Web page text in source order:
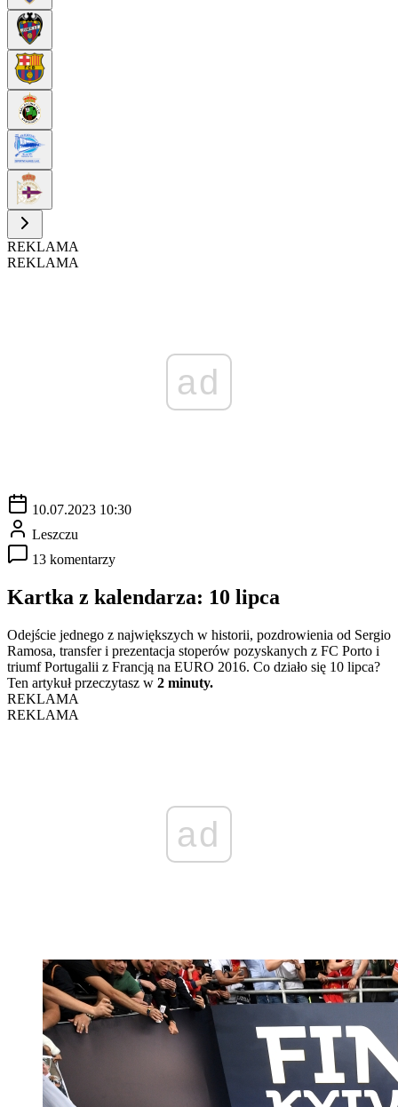
REKLAMA
REKLAMA
ad
10.07.2023 10:30
Leszczu
13 komentarzy
Kartka z kalendarza: 10 lipca
Odejście jednego z największych w historii, pozdrowienia od Sergio
Ramosa, transfer i prezentacja stoperów pozyskanych z FC Porto i
triumf Portugalii z Francją na EURO 2016. Co działo się 10 lipca?
Ten artykuł przeczytasz w 2 minuty.
REKLAMA
REKLAMA
ad